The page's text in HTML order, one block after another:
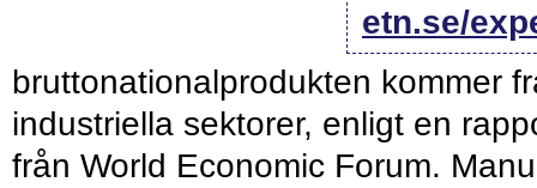
etn.se/
bruttonationalprodukten kommer
industriella sektorer, enligt en
från World Economic Forum.